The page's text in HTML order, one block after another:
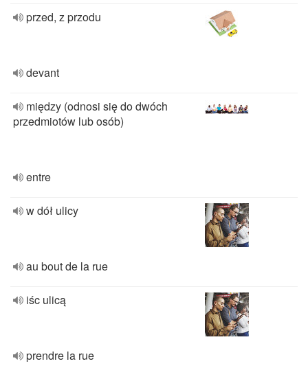
przed, z przodu
devant
między (odnosi się do dwóch
przedmiotów lub osób)
entre
w dół ulicy
au bout de la rue
iśc ulicą
prendre la rue